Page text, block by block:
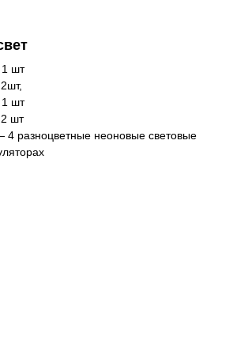
шт
1 шт
шт
4 разноцветные неоновые световые